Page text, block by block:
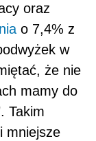
oraz
o 7,4% z
w
że nie
mamy do
Takim
mniejsze